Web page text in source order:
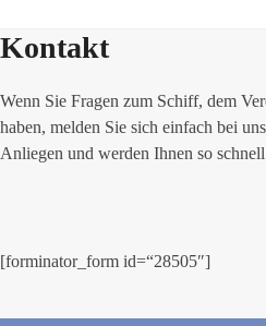
Kontakt
Wenn Sie Fragen zum Schiff, dem
haben, melden Sie sich einfach bei
Anliegen und werden Ihnen so
[forminator_form id=“28505″]